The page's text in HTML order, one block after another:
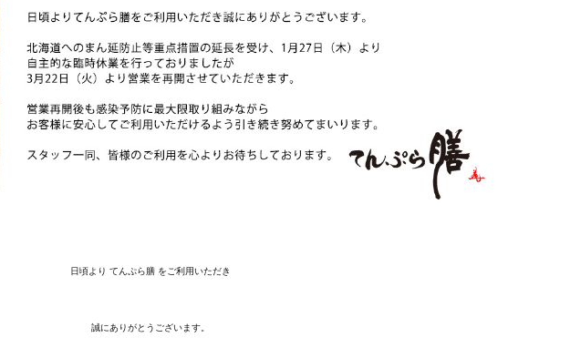
日頃より てんぷら膳 をご利用いただき
誠にありがとうございます。